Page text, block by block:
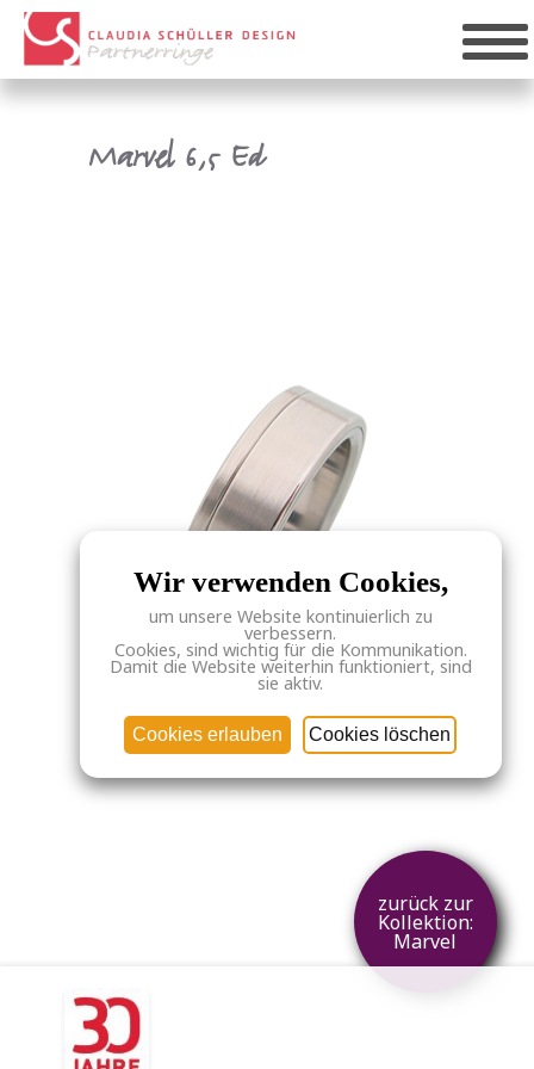
Marvel 6,5 Ed
zurück zur
Kollektion:
Marvel
Wir verwenden Cookies,
um unsere Website kontinuierlich zu
verbessern.
Cookies, sind wichtig für die Kommunikation.
Damit die Website weiterhin funktioniert, sind
sie aktiv.
Cookies erlauben Cookies löschen